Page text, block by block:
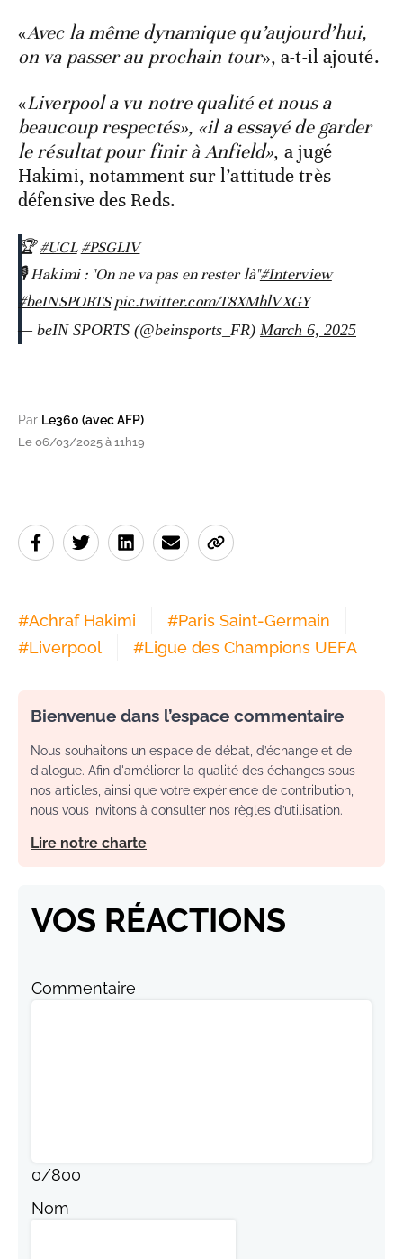
«Avec la même dynamique qu’aujourd’hui,
on va passer au prochain tour», a-t-il ajouté.
«Liverpool a vu notre qualité et nous a
beaucoup respectés», «il a essayé de garder
le résultat pour finir à Anfield», a jugé
Hakimi, notamment sur l’attitude très
défensive des Reds.
🏆#UCL #PSGLIV
🎙 Hakimi : "On ne va pas en rester là"#Interview
#beINSPORTS pic.twitter.com/T8XMhlVXGY
— beIN SPORTS (@beinsports_FR) March 6, 2025
Par Le360 (avec AFP)
Le 06/03/2025 à 11h19
#Achraf Hakimi #Paris Saint-Germain
#Liverpool #Ligue des Champions UEFA
Bienvenue dans l’espace commentaire
Nous souhaitons un espace de débat, d’échange et de
dialogue. Afin d'améliorer la qualité des échanges sous
nos articles, ainsi que votre expérience de contribution,
nous vous invitons à consulter nos règles d’utilisation.
Lire notre charte
VOS RÉACTIONS
Commentaire
0/800
Nom